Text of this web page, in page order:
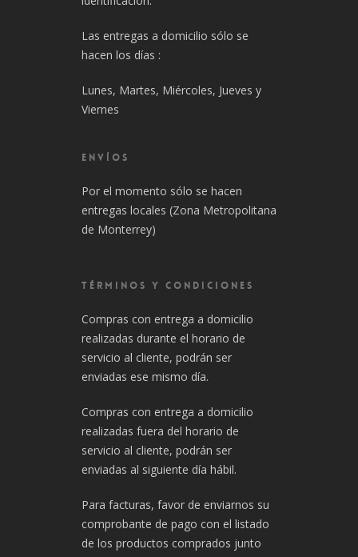
Las entregas a domicilio sólo se
hacen los días :
Lunes, Martes, Miércoles, Jueves y
Viernes
ENVÍOS
Por el momento sólo se hacen
entregas locales (Zona Metropolitana
de Monterrey)
TÉRMINOS Y CONDICIONES
Compras con entrega a domicilio
realizadas durante el horario de
servicio al cliente, podrán ser
enviadas ese mismo día.
Compras con entrega a domicilio
realizadas fuera del horario de
servicio al cliente, podrán ser
enviadas al siguiente día hábil.
Para facturas, favor de enviarnos su
comprobante de pago con el listado
de los productos comprados junto